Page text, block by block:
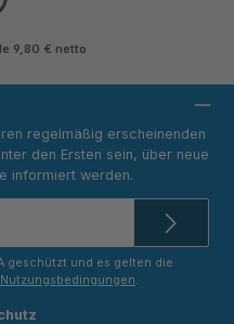
9,80 € netto
regelmäßig erscheinenden
den Ersten sein, über neue
informiert werden.
geschützt und es gelten die
Nutzungsbedingungen.